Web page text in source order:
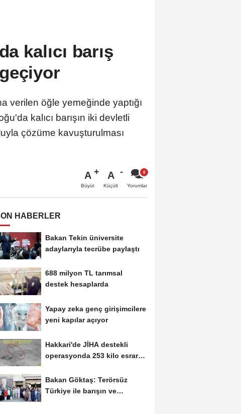
kalıcı barış
verilen öğle yemeğinde yaptığı
kalıcı barışın iki devletli
çözüme kavuşturulması
A
Büyüt
A
Küçült Yorumlar
HABERLER
Bakan Tekin üniversite
adaylarıyla tecrübe paylaştı
688 milyon TL tarımsal
destek hesaplarda
Yapay zeka genç girişimcilere
yeni kapılar açıyor
Hakkari'de JİHA destekli
operasyonda 253 kilo esrar
Bakan Göktaş: Terörsüz
Türkiye ile barışın ve